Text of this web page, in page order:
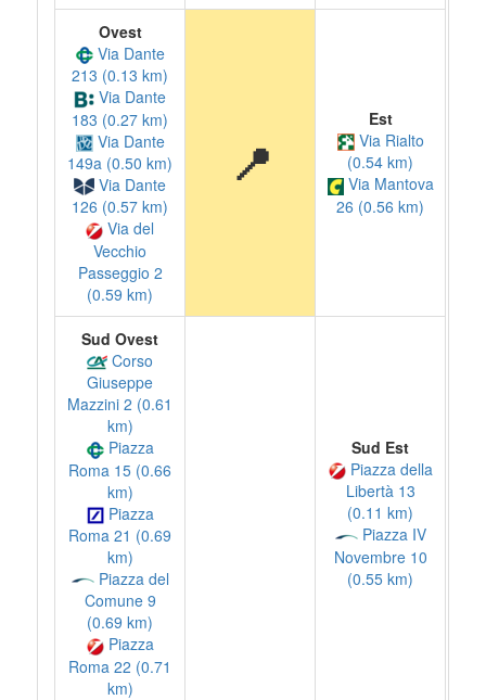
Ovest
Via Dante
213 (0.13 km)
Via Dante
183 (0.27 km)
Via Dante
149a (0.50 km)
Via Dante
126 (0.57 km)
Via del
Vecchio
Passeggio 2
(0.59 km)
📍
Est
Via Rialto
(0.54 km)
Via Mantova
26 (0.56 km)
Sud Ovest
Corso
Giuseppe
Mazzini 2 (0.61
km)
Piazza
Roma 15 (0.66
km)
Piazza
Roma 21 (0.69
km)
Piazza del
Comune 9
(0.69 km)
Piazza
Roma 22 (0.71
km)
Sud Est
Piazza della
Libertà 13
(0.11 km)
Piazza IV
Novembre 10
(0.55 km)